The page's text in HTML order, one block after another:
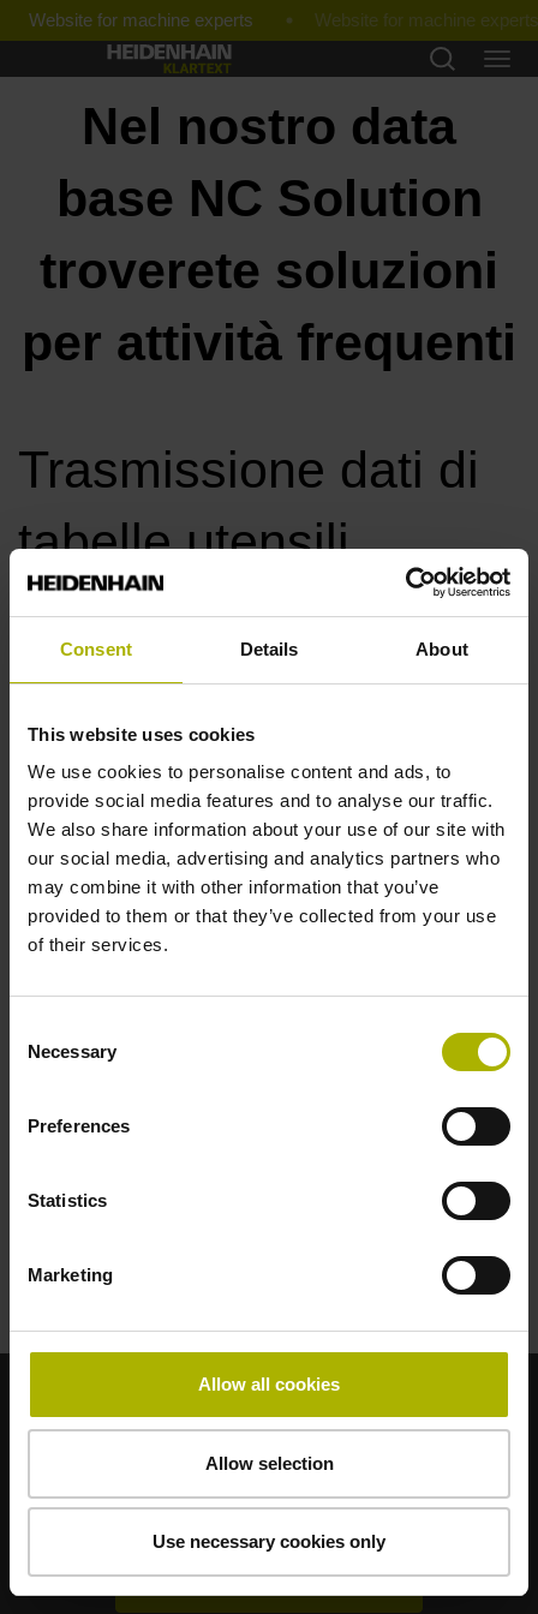
Consent Details About
This website uses cookies
We use cookies to personalise content and ads, to
provide social media features and to analyse our traffic.
We also share information about your use of our site with
our social media, advertising and analytics partners who
may combine it with other information that you’ve
provided to them or that they’ve collected from your use
of their services.
Selection
Necessary
Preferences
Statistics
Marketing
Allow all cookies
Allow selection
Use necessary cookies only
Website for machine experts
Nel nostro data
base NC Solution
troverete soluzioni
per attività frequenti
Trasmissione dati di
tabelle utensili
NC FAQ1009
Domanda:
non funziona
Risposta:
Se il numero di indici tramite MP7262 è inferiore rispetto
alla tabella utensili da trasmettere, il TNC interrompe la
trasmissione dei dati con un messaggio di errore.
Stazione di programmazione VirtualBox
Trasferimento dati
MEDIATECAIL GIORNALE
Klartext-Portal